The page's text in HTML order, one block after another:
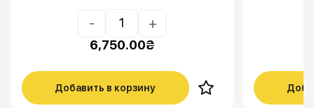
- +
6,750.00₴
Добавить в корзину